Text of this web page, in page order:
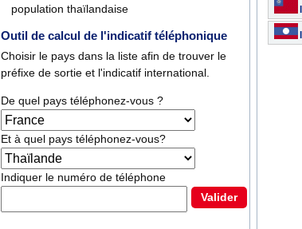
population thaïlandaise
Outil de calcul de l'indicatif téléphonique
Choisir le pays dans la liste afin de trouver le
préfixe de sortie et l'indicatif international.
De quel pays téléphonez-vous ?
Et à quel pays téléphonez-vous?
Indiquer le numéro de téléphone
Valider